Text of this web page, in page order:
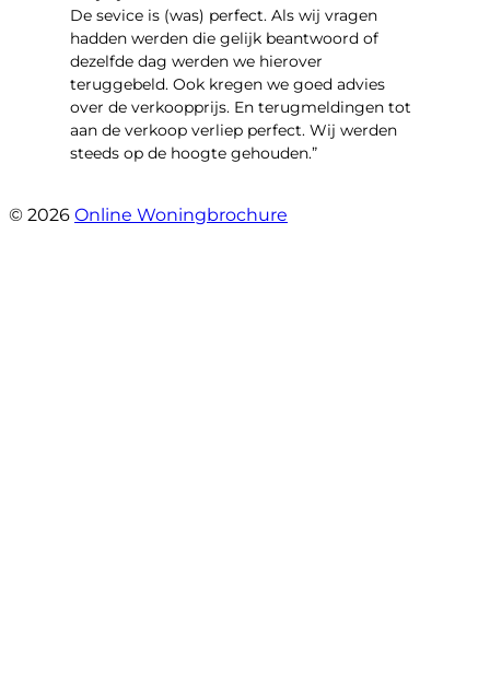
De sevice is (was) perfect. Als wij vragen
hadden werden die gelijk beantwoord of
dezelfde dag werden we hierover
teruggebeld. Ook kregen we goed advies
over de verkoopprijs. En terugmeldingen tot
aan de verkoop verliep perfect. Wij werden
steeds op de hoogte gehouden.”
© 2026 Online Woningbrochure